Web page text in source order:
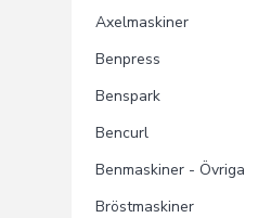
Axelmaskiner
Benpress
Benspark
Bencurl
Benmaskiner - Övriga
Bröstmaskiner